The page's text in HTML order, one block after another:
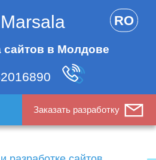
Marsala
сайтов в Молдове
RO
Заказать разработку